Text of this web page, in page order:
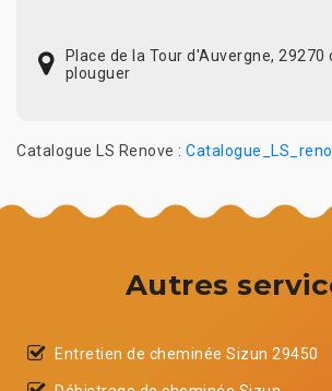
Place de la Tour d'Auvergne, 29270
plouguer
Catalogue LS Renove :
Autres
Entretien de cheminée Sizun 29450